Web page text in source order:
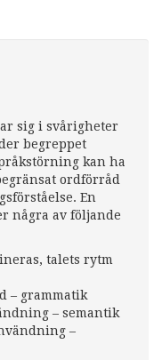
sig i svårigheter
begreppet
kan ha
ordförråd
En
några av följande
talets rytm
– grammatik
– semantik
–